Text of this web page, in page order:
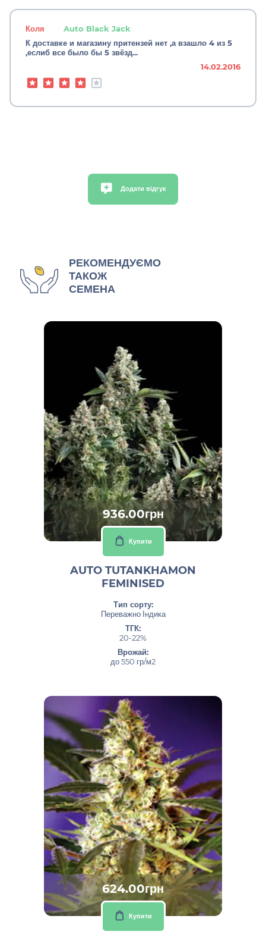
Коля
Auto Black Jack
К доставке и магазину притензей нет ,а взашло 4 из 5
,еслиб все было бы 5 звёзд...
14.02.2016
Додати відгук
РЕКОМЕНДУЄМО
ТАКОЖ
СЕМЕНА
936.00грн
Купити
AUTO TUTANKHAMON
FEMINISED
Тип сорту:
Переважно Індика
ТГК:
20-22%
Врожай:
до 550 гр/м2
624.00грн
Купити